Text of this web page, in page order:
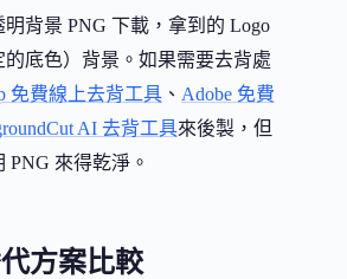
背景 PNG 下載，拿到的 Logo
底色）背景。如果需要去背處
免費線上去背工具 、 Adobe 免費
AI 去背工具來後製，但
來得乾淨。
方案比較